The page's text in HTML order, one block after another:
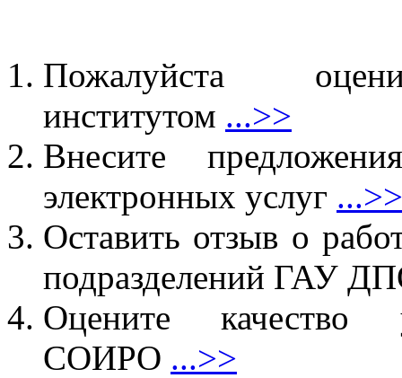
Пожалуйста
институтом ...>>
Внесите
электронных услуг ...>>
Оставить отзыв о
подразделений ГАУ
Оцените качество
СОИРО ...>>